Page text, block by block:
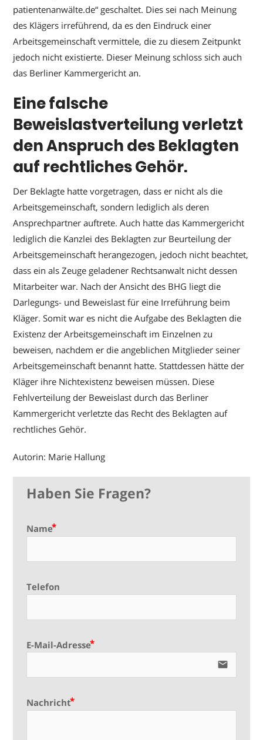
patientenanwälte.de“ geschaltet. Dies sei nach Meinung
des Klägers irreführend, da es den Eindruck einer
Arbeitsgemeinschaft vermittele, die zu diesem Zeitpunkt
jedoch nicht existierte. Dieser Meinung schloss sich auch
das Berliner Kammergericht an.
Eine falsche
Beweislastverteilung verletzt
den Anspruch des Beklagten
auf rechtliches Gehör.
Der Beklagte hatte vorgetragen, dass er nicht als die
Arbeitsgemeinschaft, sondern lediglich als deren
Ansprechpartner auftrete. Auch hatte das Kammergericht
lediglich die Kanzlei des Beklagten zur Beurteilung der
Arbeitsgemeinschaft herangezogen, jedoch nicht beachtet,
dass ein als Zeuge geladener Rechtsanwalt nicht dessen
Mitarbeiter war. Nach der Ansicht des BHG liegt die
Darlegungs- und Beweislast für eine Irreführung beim
Kläger. Somit war es nicht die Aufgabe des Beklagten die
Existenz der Arbeitsgemeinschaft im Einzelnen zu
beweisen, nachdem er die angeblichen Mitglieder seiner
Arbeitsgemeinschaft benannt hatte. Stattdessen hätte der
Kläger ihre Nichtexistenz beweisen müssen. Diese
Fehlverteilung der Beweislast durch das Berliner
Kammergericht verletzte das Recht des Beklagten auf
rechtliches Gehör.
Autorin: Marie Hallung
Haben Sie Fragen?
Name
Telefon
E-Mail-Adresse
email
Nachricht